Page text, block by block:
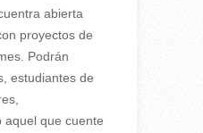
abierta
proyectos de
Podrán
estudiantes de
aquel que cuente